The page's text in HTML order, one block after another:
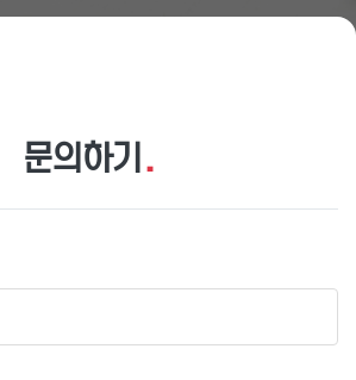
문의하기 .